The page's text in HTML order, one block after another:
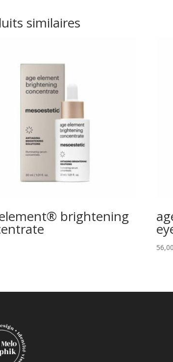
similaires
brightening
56,00